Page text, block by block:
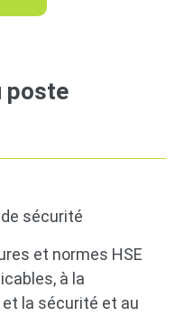
poste
sécurité
et normes HSE
à la
la sécurité et au